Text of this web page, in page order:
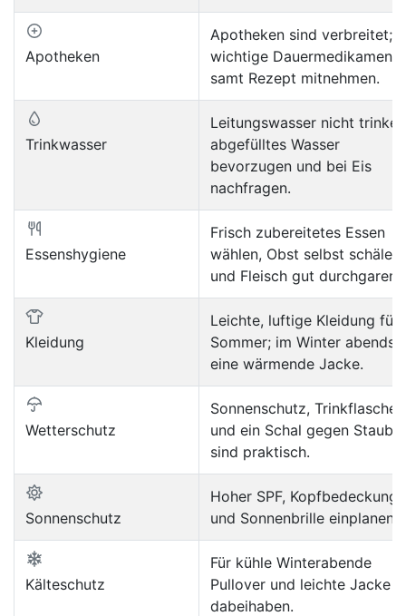
Apotheken
Apotheken sind verbreitet;
wichtige Dauermedikamente
samt Rezept mitnehmen.
Trinkwasser
Leitungswasser nicht
abgefülltes Wasser
bevorzugen und bei Eis
nachfragen.
Essenshygiene
Frisch zubereitetes Essen
wählen, Obst selbst schälen
und Fleisch gut durchgaren.
Kleidung
Leichte, luftige Kleidung für
Sommer; im Winter abends
eine wärmende Jacke.
Wetterschutz
Sonnenschutz, Trinkflasche
und ein Schal gegen Staub
sind praktisch.
Sonnenschutz
Hoher SPF, Kopfbedeckung
und Sonnenbrille einplanen.
Kälteschutz
Für kühle Winterabende
Pullover und leichte Jacke
dabeihaben.